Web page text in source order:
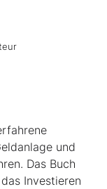
und
Das Buch
Investieren